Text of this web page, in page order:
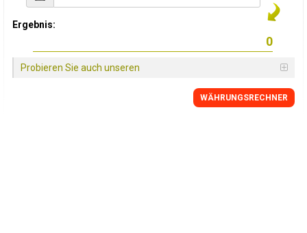
Ergebnis:
Probieren Sie auch unseren
WÄHRUNGSRECHNER